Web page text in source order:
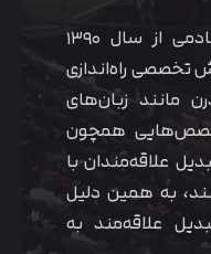
موسسه‌ی آموزشی همیار آکادمی از سال ۱۳۹۰
تخصصی راه‌اندازی
مانند زبان‌های
همچون
علاقه‌مندان با
به همین دلیل
علاقه‌مند به